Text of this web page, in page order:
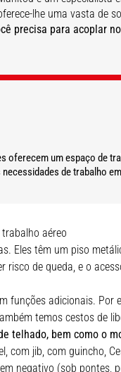
lhe uma vasta de
precisa para acoplar
um espaço de
de trabalho
aéreo
Eles têm um piso
de queda, e o
adicionais. Por
temos cestos de
telhado, bem como o
com jib, com guincho,
negativo (sob pontes,